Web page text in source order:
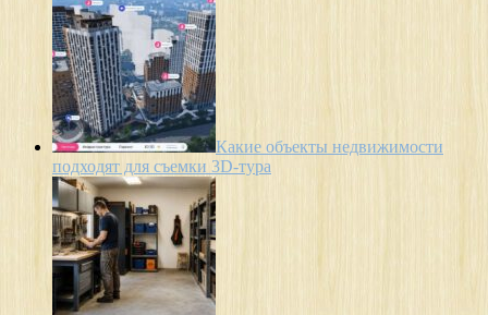
Какие объекты недвижимости
подходят для съемки 3D-тура